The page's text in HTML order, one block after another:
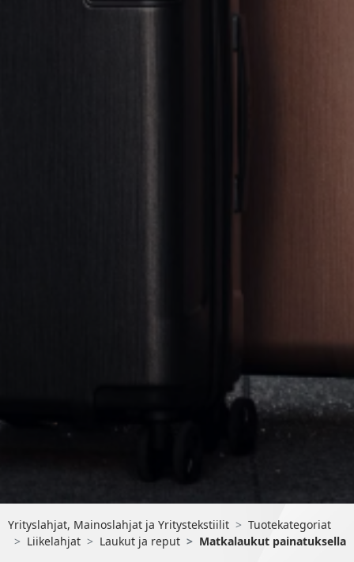
Yrityslahjat, Mainoslahjat ja Yritystekstiilit
Tuotekategoriat
Liikelahjat
Laukut ja reput Matkalaukut painatuksella